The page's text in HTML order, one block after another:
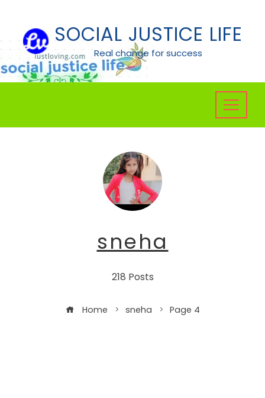
content
SOCIAL JUSTICE LIFE
Real change for success
sneha
218 Posts
Home sneha Page 4